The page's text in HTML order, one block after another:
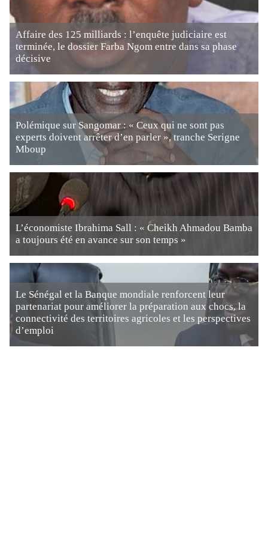
Affaire des 125 milliards : l’enquête judiciaire est
terminée, le dossier Farba Ngom entre dans sa phase
décisive
Polémique sur Sangomar : « Ceux qui ne sont pas
experts doivent arrêter d’en parler », tranche Serigne
Mboup
L’économiste Ibrahima Sall : « Cheikh Ahmadou Bamba
a toujours été en avance sur son temps »
Le Sénégal et la Banque mondiale renforcent leur
partenariat pour améliorer la préparation aux chocs, la
connectivité des territoires agricoles et les perspectives
d’emploi